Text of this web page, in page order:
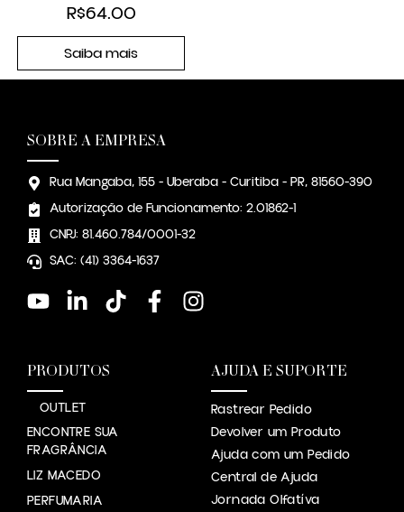
R$64.00
Saiba mais
SOBRE A EMPRESA
Rua Mangaba, 155 - Uberaba - Curitiba - PR, 81560-390
Autorização de Funcionamento: 2.01862-1
CNPJ: 81.460.784/0001-32
SAC: (41) 3364-1637
PRODUTOS
OUTLET
ENCONTRE SUA
FRAGRÂNCIA
LIZ MACEDO
PERFUMARIA
AJUDA E SUPORTE
Rastrear Pedido
Devolver um Produto
Ajuda com um Pedido
Central de Ajuda
Jornada Olfatíva